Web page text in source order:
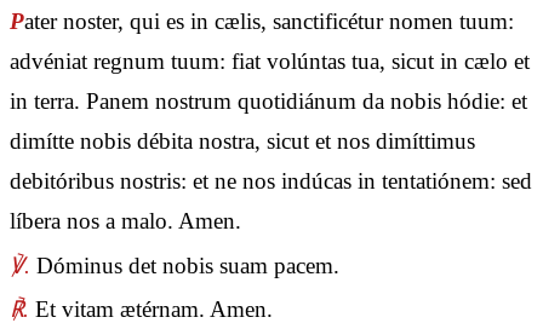
Pater noster, qui es in cælis, sanctificétur nomen tuum:
advéniat regnum tuum: fiat volúntas tua, sicut in cælo et
in terra. Panem nostrum quotidiánum da nobis hódie: et
dimítte nobis débita nostra, sicut et nos dimíttimus
debitóribus nostris: et ne nos indúcas in tentatiónem: sed
líbera nos a malo. Amen.
℣. Dóminus det nobis suam pacem.
℟. Et vitam ætérnam. Amen.